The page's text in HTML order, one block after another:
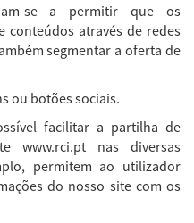
se a permitir que os
conteúdos através de redes
segmentar a oferta de
ou botões sociais.
facilitar a partilha de
www.rci.pt nas diversas
permitem ao utilizador
do nosso site com os